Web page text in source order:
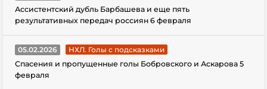
Ассистентский дубль Барбашева и еще пять
результативных передач россиян 6 февраля
05.02.2026
НХЛ. Голы с подсказками
Спасения и пропущенные голы Бобровского и Аскарова 5
февраля